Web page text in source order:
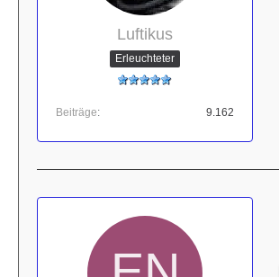
Luftikus
Erleuchteter
Beiträge 9.162